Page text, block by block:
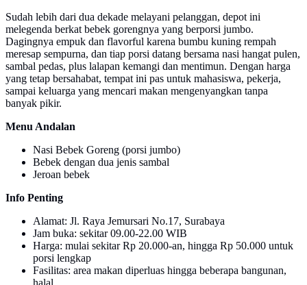
Sudah lebih dari dua dekade melayani pelanggan, depot ini
melegenda berkat bebek gorengnya yang berporsi jumbo.
Dagingnya empuk dan flavorful karena bumbu kuning rempah
meresap sempurna, dan tiap porsi datang bersama nasi hangat pulen,
sambal pedas, plus lalapan kemangi dan mentimun. Dengan harga
yang tetap bersahabat, tempat ini pas untuk mahasiswa, pekerja,
sampai keluarga yang mencari makan mengenyangkan tanpa
banyak pikir.
Menu Andalan
Nasi Bebek Goreng (porsi jumbo)
Bebek dengan dua jenis sambal
Jeroan bebek
Info Penting
Alamat: Jl. Raya Jemursari No.17, Surabaya
Jam buka: sekitar 09.00-22.00 WIB
Harga: mulai sekitar Rp 20.000-an, hingga Rp 50.000 untuk
porsi lengkap
Fasilitas: area makan diperluas hingga beberapa bangunan,